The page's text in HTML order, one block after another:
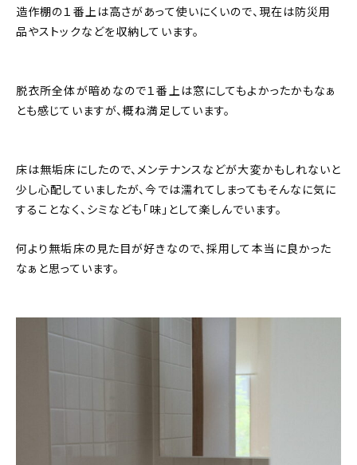
造作棚の１番上は高さがあって使いにくいので、現在は防災用
品やストックなどを収納しています。
脱衣所全体が暗めなので１番上は窓にしてもよかったかもなぁ
とも感じていますが、概ね満足しています。
床は無垢床にしたので、メンテナンスなどが大変かもしれないと
少し心配していましたが、今では濡れてしまってもそんなに気に
することなく、シミなども「味」として楽しんでいます。
何より無垢床の見た目が好きなので、採用して本当に良かった
なぁと思っています。